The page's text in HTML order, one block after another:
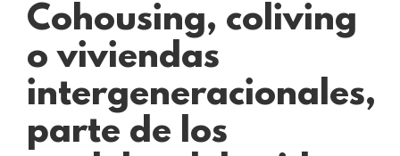
Cohousing, coliving
o viviendas
intergeneracionales,
parte de los